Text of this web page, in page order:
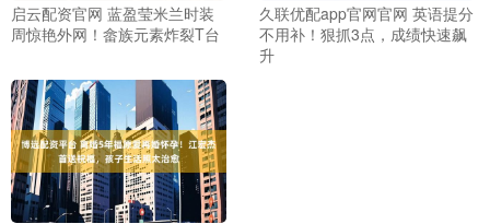
启云配资官网 蓝盈莹米兰时装
周惊艳外网！畲族元素炸裂T台
久联优配app官网官网 英语提分
不用补！狠抓3点，成绩快速飙
升